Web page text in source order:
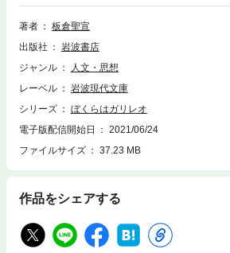
「岩波かがくの本」で大好評だった本の文庫化．
著者
板倉聖宣
出版社
岩波書店
ジャンル
人文・思想
レーベル
岩波現代文庫
シリーズ
ぼくらはガリレオ
電子版配信開始日
2021/06/24
ファイルサイズ
37.23 MB
作品をシェアする